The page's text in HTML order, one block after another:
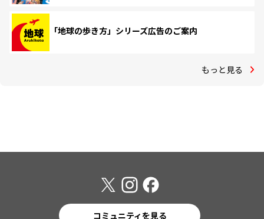
「地球の歩き方」シリーズ広告のご案内
もっと見る
コミュニティを見る